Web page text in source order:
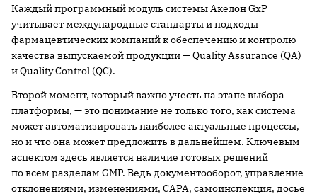
Каждый программный модуль системы Акелон GxP
учитывает международные стандарты и подходы
фармацевтических компаний к обеспечению и контролю
качества выпускаемой продукции — Quality Assurance (QA)
и Quality Control (QC).
Второй момент, который важно учесть на этапе выбора
платформы, — это понимание не только того, как система
может автоматизировать наиболее актуальные процессы,
но и что она может предложить в дальнейшем. Ключевым
аспектом здесь является наличие готовых решений
по всем разделам GMP. Ведь документооборот, управление
отклонениями, изменениями, CAPA, самоинспекция, досье